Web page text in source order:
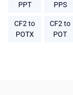
PPT
PPS
CF2 to
POTX
CF2 to
POT